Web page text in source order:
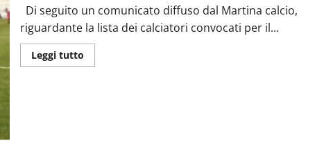
Di seguito un comunicato diffuso dal Martina calcio,
riguardante la lista dei calciatori convocati per il...
Leggi tutto